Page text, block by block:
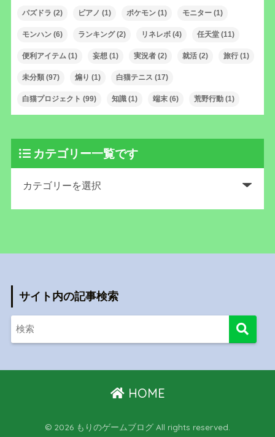
パズドラ (2) ピアノ (1) ポケモン(1) モニター(1)
モンハン(6) ランキング(2) リネレボ(4) 任天堂(11)
便利アイテム(1) 妄想(1) 実況者(2) 就活(2) 旅行(1)
未分類(97) 煽り (1) 白猫テニス (17)
白猫プロジェクト (99) 知識(1) 端末(6) 荒野行動(1)
カテゴリー一覧です
サイト内の記事検索
HOME
© 2026 もりのゲームブログ All rights reserved.